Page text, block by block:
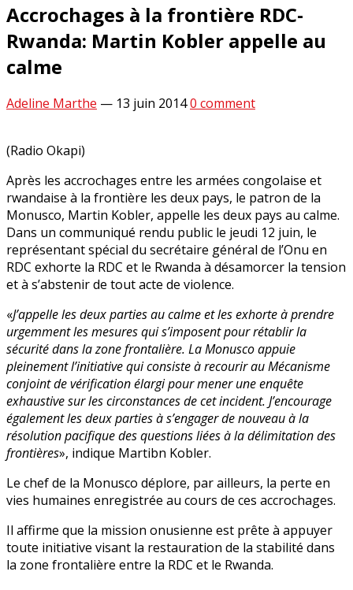
Accrochages à la frontière RDC-
Rwanda: Martin Kobler appelle au
calme
Adeline Marthe — 13 juin 20140 comment
(Radio Okapi)
Après les accrochages entre les armées congolaise et
rwandaise à la frontière les deux pays, le patron de la
Monusco, Martin Kobler, appelle les deux pays au calme.
Dans un communiqué rendu public le jeudi 12 juin, le
représentant spécial du secrétaire général de l’Onu en
RDC exhorte la RDC et le Rwanda à désamorcer la tension
et à s’abstenir de tout acte de violence.
«J’appelle les deux parties au calme et les exhorte à prendre
urgemment les mesures qui s’imposent pour rétablir la
sécurité dans la zone frontalière. La Monusco appuie
pleinement l’initiative qui consiste à recourir au Mécanisme
conjoint de vérification élargi pour mener une enquête
exhaustive sur les circonstances de cet incident. J’encourage
également les deux parties à s’engager de nouveau à la
résolution pacifique des questions liées à la délimitation des
frontières», indique Martibn Kobler.
Le chef de la Monusco déplore, par ailleurs, la perte en
vies humaines enregistrée au cours de ces accrochages.
Il affirme que la mission onusienne est prête à appuyer
toute initiative visant la restauration de la stabilité dans
la zone frontalière entre la RDC et le Rwanda.